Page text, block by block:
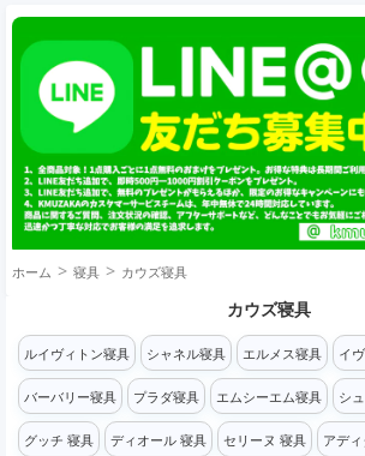
ホーム 寝具 カウズ寝具
カウズ寝具
ルイヴィトン寝具 シャネル寝具 エルメス寝具 イ
バーバリー寝具 プラダ寝具 エムシーエム寝具 シ
グッチ 寝具 ディオール 寝具 セリーヌ 寝具 アデ